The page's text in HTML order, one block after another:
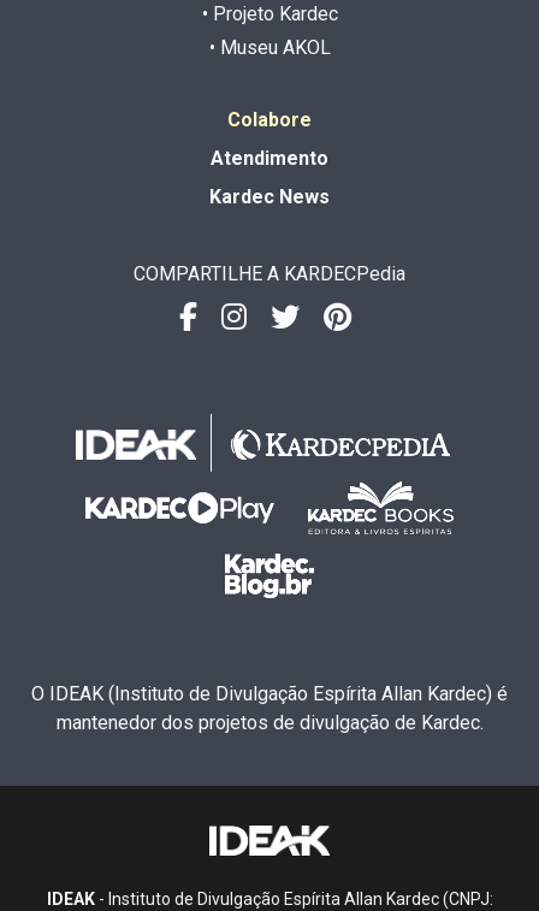
• Projeto Kardec
• Museu AKOL
Colabore
Atendimento
Kardec News
COMPARTILHE A KARDECPedia
O IDEAK (Instituto de Divulgação Espírita Allan Kardec) é
mantenedor dos projetos de divulgação de Kardec.
IDEAK- Instituto de Divulgação Espírita Allan Kardec (CNPJ: